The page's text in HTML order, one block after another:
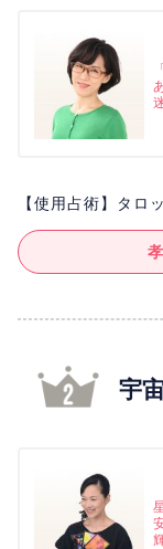
【使用占術】タロ
宇